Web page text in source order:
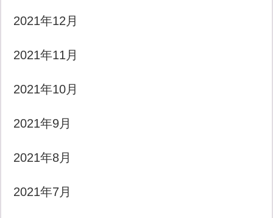
2021年12月
2021年11月
2021年10月
2021年9月
2021年8月
2021年7月